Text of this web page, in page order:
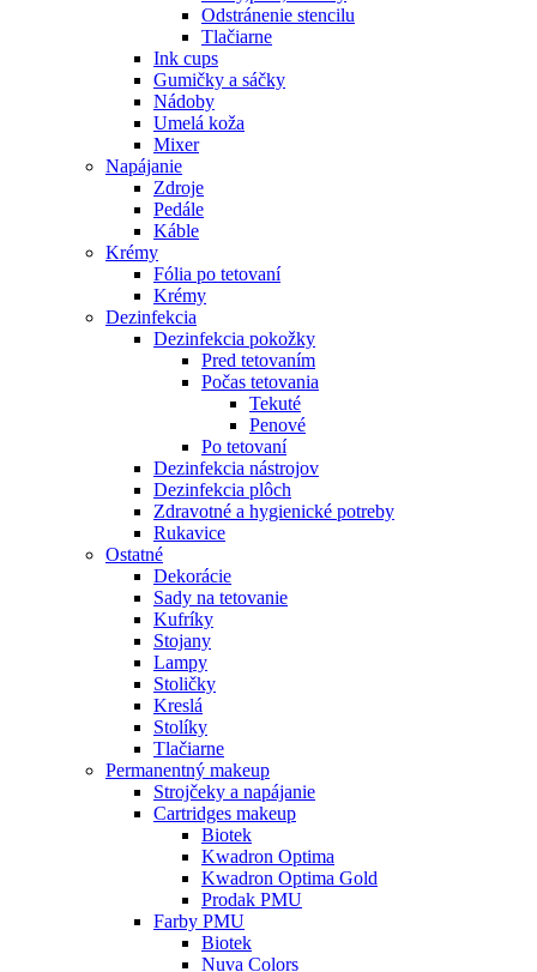
Odstránenie stencilu
Tlačiarne
Ink cups
Gumičky a sáčky
Nádoby
Umelá koža
Mixer
Napájanie
Zdroje
Pedále
Káble
Krémy
Fólia po tetovaní
Krémy
Dezinfekcia
Dezinfekcia pokožky
Pred tetovaním
Počas tetovania
Tekuté
Penové
Po tetovaní
Dezinfekcia nástrojov
Dezinfekcia plôch
Zdravotné a hygienické potreby
Rukavice
Ostatné
Dekorácie
Sady na tetovanie
Kufríky
Stojany
Lampy
Stoličky
Kreslá
Stolíky
Tlačiarne
Permanentný makeup
Strojčeky a napájanie
Cartridges makeup
Biotek
Kwadron Optima
Kwadron Optima Gold
Prodak PMU
Farby PMU
Biotek
Nuva Colors